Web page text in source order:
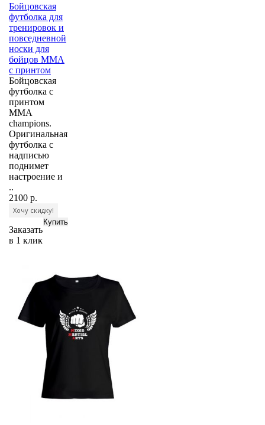
Бойцовская
футболка для
тренировок и
повседневной
носки для
бойцов ММА
с принтом
Бойцовская
футболка с
принтом
MMA
champions.
Оригинальная
футболка с
надписью
поднимет
настроение и
..
2100 р.
Хочу скидку!
Заказать
в 1 клик